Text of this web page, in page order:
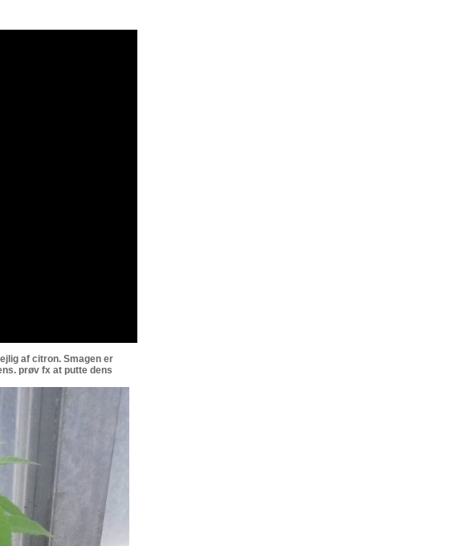
af citron. Smagen er
prøv fx at putte dens